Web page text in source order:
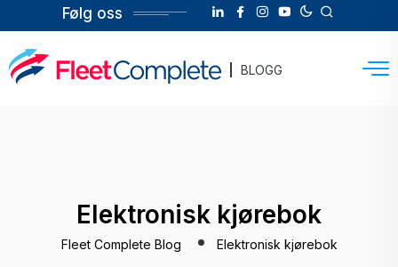
Følg oss
BLOGG
Elektronisk kjørebok
Fleet Complete Blog Elektronisk kjørebok